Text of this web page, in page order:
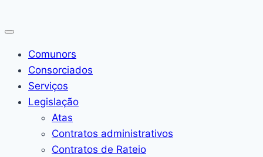
para
Conteúdo
Comunors
Consorciados
Serviços
Legislação
Atas
Contratos administrativos
Contratos de Rateio